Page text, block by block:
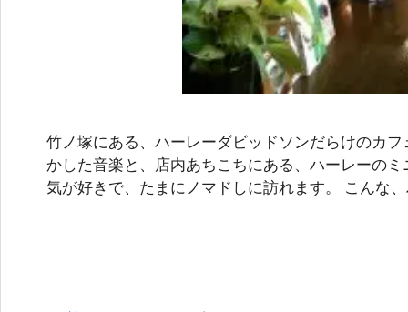
竹ノ塚にある、ハーレーダビッドソンだらけのカ
かした音楽と、店内あちこちにある、ハーレーの
気が好きで、たまにノマドしに訪れます。 こんな